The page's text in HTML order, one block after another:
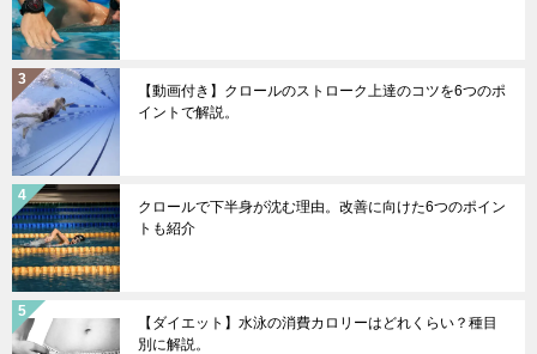
【動画付き】クロールのストローク上達のコツを6つのポ
イントで解説。
クロールで下半身が沈む理由。改善に向けた6つのポイン
トも紹介
【ダイエット】水泳の消費カロリーはどれくらい？種目
別に解説。